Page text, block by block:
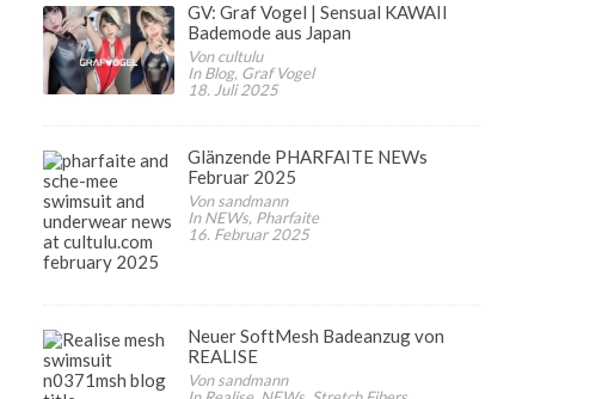
GV: Graf Vogel | Sensual KAWAII
Bademode aus Japan
Von cultulu
In Blog, Graf Vogel
18. Juli 2025
Glänzende PHARFAITE NEWs
Februar 2025
Von sandmann
In NEWs, Pharfaite
16. Februar 2025
Neuer SoftMesh Badeanzug von
REALISE
Von sandmann